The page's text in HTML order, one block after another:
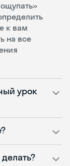
к вам
на все
урок